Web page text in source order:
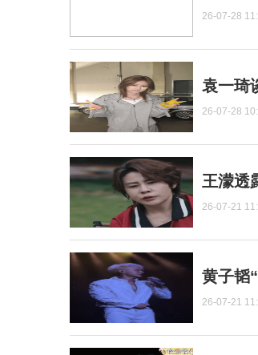
26-07-28
袁一琦
26-07-28
王濛透
26-07-21
黄子韬
26-07-21